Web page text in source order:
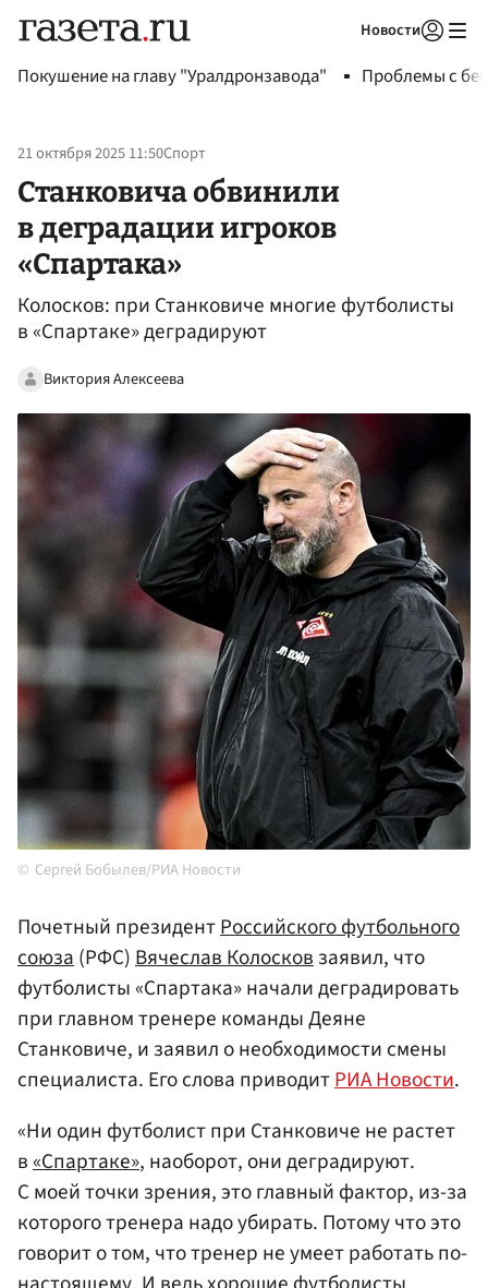
Новости
Покушение на главу "Уралдронзавода" Проблемы с
21 октября 2025 11:50Спорт
Станковича обвинили
в деградации игроков
«Спартака»
Колосков: при Станковиче многие футболисты
в «Спартаке» деградируют
Виктория Алексеева
Сергей Бобылев/РИА Новости
Почетный президентРоссийского футбольного
союза(РФС)Вячеслав Колосковзаявил, что
футболисты «Спартака» начали деградировать
при главном тренере команды Деяне
Станковиче, и заявил о необходимости смены
специалиста. Его слова приводитРИА Новости.
«Ни один футболист при Станковиче не растет
в«Спартаке», наоборот, они деградируют.
С моей точки зрения, это главный фактор, из-за
которого тренера надо убирать. Потому что это
говорит о том, что тренер не умеет работать по-